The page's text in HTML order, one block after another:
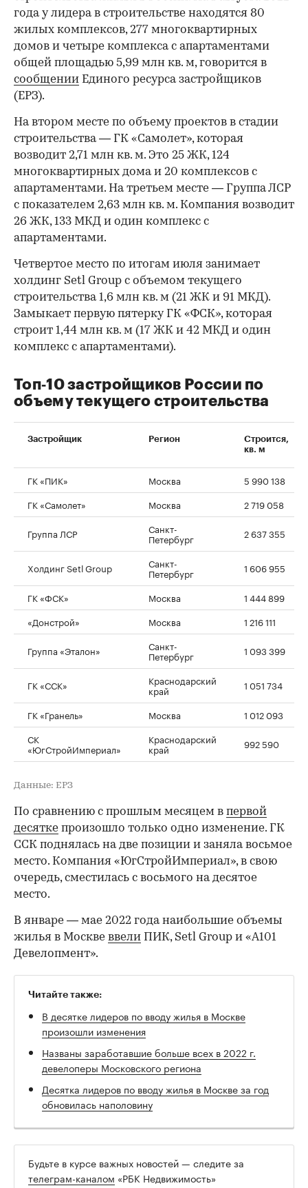
года у лидера в строительстве находятся 80
жилых комплексов, 277 многоквартирных
домов и четыре комплекса с апартаментами
общей площадью 5,99 млн кв. м, говорится в
сообщении Единого ресурса застройщиков
(ЕРЗ).
На втором месте по объему проектов в стадии
строительства — ГК «Самолет», которая
возводит 2,71 млн кв. м. Это 25 ЖК, 124
многоквартирных дома и 20 комплексов с
апартаментами. На третьем месте — Группа ЛСР
с показателем 2,63 млн кв. м. Компания возводит
26 ЖК, 133 МКД и один комплекс с
апартаментами.
Четвертое место по итогам июля занимает
холдинг Setl Group с объемом текущего
строительства 1,6 млн кв. м (21 ЖК и 91 МКД).
Замыкает первую пятерку ГК «ФСК», которая
строит 1,44 млн кв. м (17 ЖК и 42 МКД и один
комплекс с апартаментами).
Топ‑10 застройщиков России по
объему текущего строительства
Застройщик Регион
Строится,
кв. м
ГК «ПИК» Москва
5 990 138
ГК «Самолет»
Москва 2 719 058
Группа ЛСР Санкт-
Петербург 2 637 355
Холдинг Setl Group Санкт-
Петербург 1 606 955
ГК «ФСК» Москва
1 444 899
«Донстрой»
Москва 1 216 111
Группа «Эталон» Санкт-
Петербург 1 093 399
ГК «ССК» Краснодарский
край 1 051 734
ГК «Гранель» Москва
1 012 093
СК
«ЮгСтройИмпериал»
Краснодарский
край 992 590
Данные: ЕРЗ
По сравнению с прошлым месяцем в первой
десятке произошло только одно изменение. ГК
ССК поднялась на две позиции и заняла восьмое
место. Компания «ЮгСтройИмпериал», в свою
очередь, сместилась с восьмого на десятое
место.
В январе — мае 2022 года наибольшие объемы
жилья в Москве ввели ПИК, Setl Group и «А101
Девелопмент».
Читайте также:
В десятке лидеров по вводу жилья в Москве
произошли изменения
Названы заработавшие больше всех в 2022 г.
девелоперы Московского региона
Десятка лидеров по вводу жилья в Москве за год
обновилась наполовину
Будьте в курсе важных новостей — следите за
телеграм-каналом «РБК Недвижимость»